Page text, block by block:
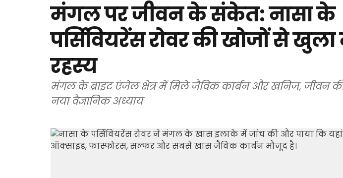
मंगल पर जीवन के संकेत: नासा के
पर्सिवियरेंस रोवर की खोजों से खुला
रहस्य
मंगल के ब्राइट एंजेल क्षेत्र में मिले जैविक कार्बन और खनिज, जीवन
नया वैज्ञानिक अध्याय